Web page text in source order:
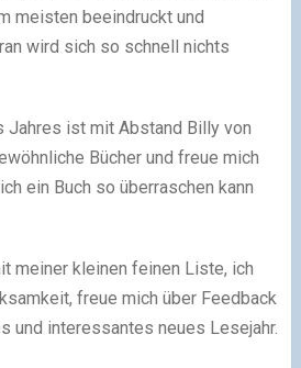
meisten beeindruckt und
wird sich so schnell nichts
Jahres ist mit Abstand Billy von
Bücher und freue mich
ein Buch so überraschen kann
meiner kleinen feinen Liste, ich
freue mich über Feedback
und interessantes neues Lesejahr.